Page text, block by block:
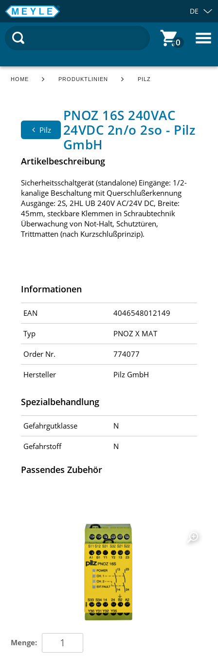
DE
0
HOME PRODUKTLINIEN PILZ
Pilz
PNOZ 16S 240VAC
24VDC 2n/o 2so - Pilz
GmbH
Artikelbeschreibung
Sicherheitsschaltgerät (standalone) Eingänge: 1/2-
kanalige Beschaltung mit Querschlußerkennung
Ausgänge: 2S, 2HL UB 240V AC/24V DC, Breite:
45mm, steckbare Klemmen in Schraubtechnik
Überwachung von Not-Halt, Schutztüren,
Trittmatten (nach Kurzschlußprinzip).
Informationen
EAN 4046548012149
Typ PNOZ X MAT
Order Nr. 774077
Hersteller Pilz GmbH
Spezialbehandlung
Gefahrgutklasse N
Gefahrstoff N
Passendes Zubehör
Menge: